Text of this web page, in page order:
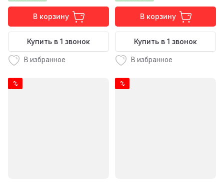
В корзину
Купить в 1 звонок
В избранное
В корзину
Купить в 1 звонок
В избранное
% %